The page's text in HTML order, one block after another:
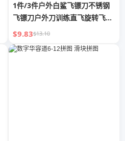
1件/3件户外白鲨飞镖刀不锈钢
飞镖刀户外刀训练直飞旋转飞镖
练习飞镖
$9.83$13.10